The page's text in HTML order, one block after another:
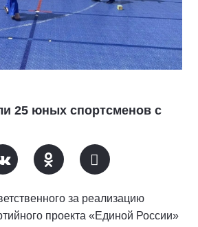
25 юных спортсменов с
за реализацию
проекта «Единой России»